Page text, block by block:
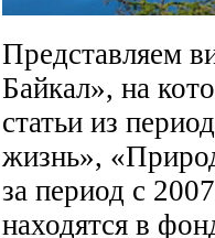
Представляем
Байкал», на
статьи из
жизнь»,
за период с
находятся в